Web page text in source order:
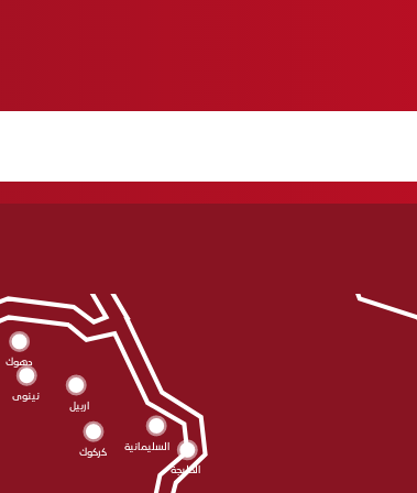
الحلبجة
السليمانية
كركوك
اربيل
دهوك
نينوى